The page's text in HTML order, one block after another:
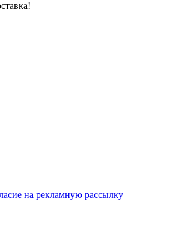
на рекламную рассылку